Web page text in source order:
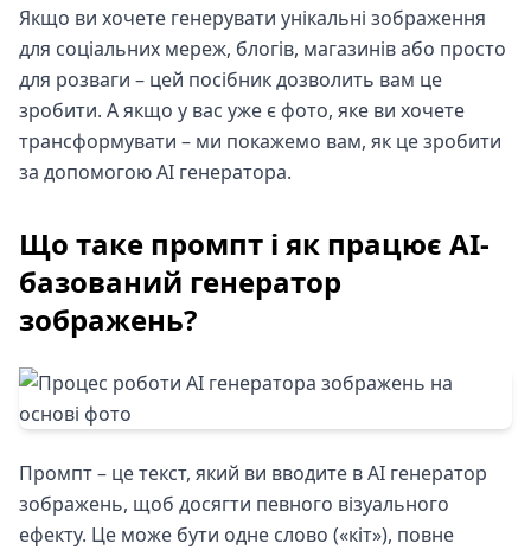
Якщо ви хочете генерувати унікальні зображення
для соціальних мереж, блогів, магазинів або просто
для розваги – цей посібник дозволить вам це
зробити. А якщо у вас уже є фото, яке ви хочете
трансформувати – ми покажемо вам, як це зробити
за допомогою AI генератора.
Що таке промпт і як працює AI-
базований генератор
зображень?
Промпт – це текст, який ви вводите в AI генератор
зображень, щоб досягти певного візуального
ефекту. Це може бути одне слово («кіт»), повне